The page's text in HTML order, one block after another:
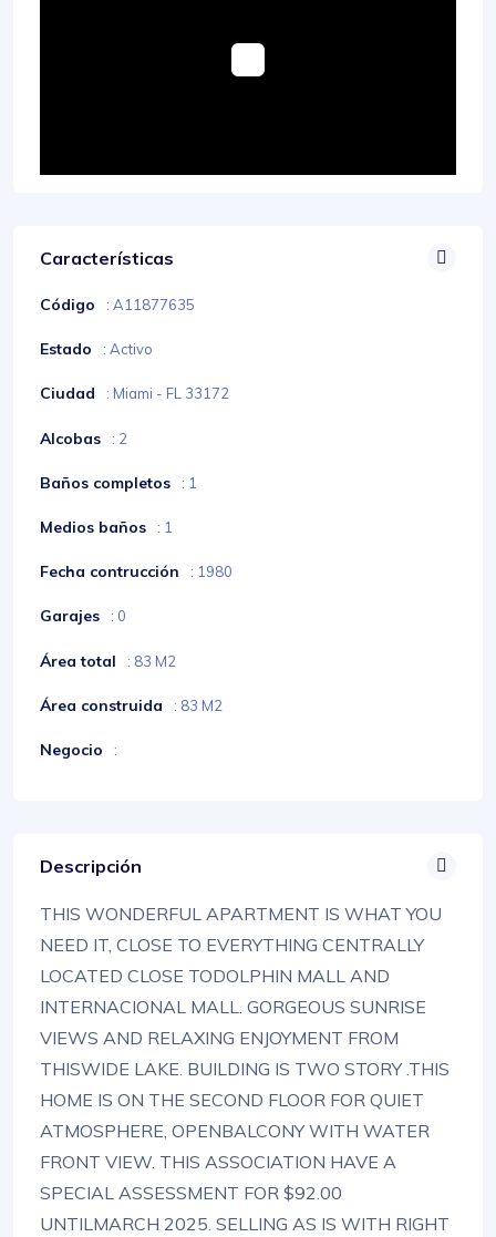
Características
Código : A11877635
Estado : Activo
Ciudad : Miami - FL 33172
Alcobas : 2
Baños completos : 1
Medios baños : 1
Fecha contrucción : 1980
Garajes : 0
Área total : 83 M2
Área construida : 83 M2
Negocio :
Descripción
THIS WONDERFUL APARTMENT IS WHAT YOU
NEED IT, CLOSE TO EVERYTHING CENTRALLY
LOCATED CLOSE TODOLPHIN MALL AND
INTERNACIONAL MALL. GORGEOUS SUNRISE
VIEWS AND RELAXING ENJOYMENT FROM
THISWIDE LAKE. BUILDING IS TWO STORY .THIS
HOME IS ON THE SECOND FLOOR FOR QUIET
ATMOSPHERE, OPENBALCONY WITH WATER
FRONT VIEW. THIS ASSOCIATION HAVE A
SPECIAL ASSESSMENT FOR $92.00
UNTILMARCH 2025. SELLING AS IS WITH RIGHT